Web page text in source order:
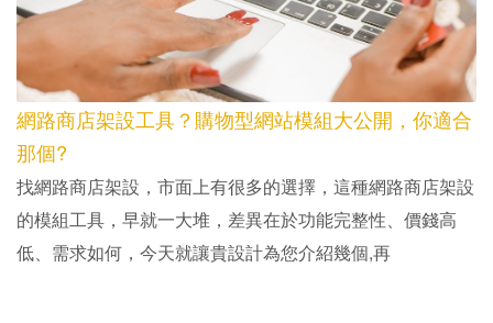
網路商店架設工具？購物型網站模組大公開，你適合
那個?
找網路商店架設，市面上有很多的選擇，這種網路商店架設
的模組工具，早就一大堆，差異在於功能完整性、價錢高
低、需求如何，今天就讓貴設計為您介紹幾個,再